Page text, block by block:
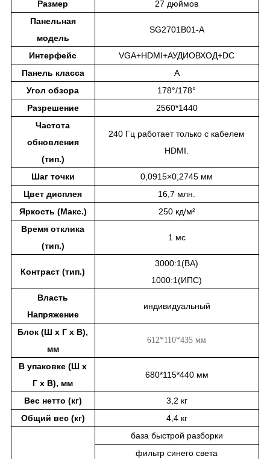
Размер
27 дюймов
Панельная
модель
SG2701B01-А
Интерфейс
VGA+HDMI+АУДИОВХОД+DC
Панель класса
A
Угол обзора
178°/178°
Разрешение
2560*1440
Частота
обновления
(тип.)
240 Гц работает только с кабелем
HDMI.
Шаг точки
0,0915×0,2745 мм
Цвет дисплея
16,7 млн.
Яркость (Макс.)
250 кд/м²
Время отклика
(тип.)
1 мс
Контраст (тип.)
3000:1(ВА)
1000:1(ИПС)
Власть
Напряжение
индивидуальный
Блок (Ш x Г x В),
мм
612*110*435 мм
В упаковке (Ш x
Г x В), мм
680*115*440 мм
Вес нетто (кг)
3,2 кг
Общий вес (кг)
4,4 кг
база быстрой разборки
фильтр синего света